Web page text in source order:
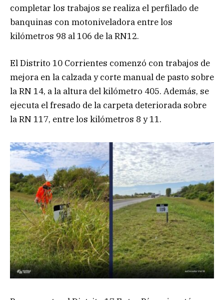
completar los trabajos se realiza el perfilado de
banquinas con motoniveladora entre los
kilómetros 98 al 106 de la RN12.
El Distrito 10 Corrientes comenzó con trabajos de
mejora en la calzada y corte manual de pasto sobre
la RN 14, a la altura del kilómetro 405. Además, se
ejecuta el fresado de la carpeta deteriorada sobre
la RN 117, entre los kilómetros 8 y 11.